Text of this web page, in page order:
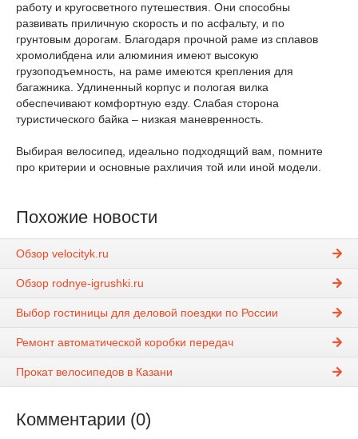
работу и кругосветного путешествия. Они способны
развивать приличную скорость и по асфальту, и по
грунтовым дорогам. Благодаря прочной раме из сплавов
хромолибдена или алюминия имеют высокую
грузоподъемность, на раме имеются крепления для
багажника. Удлиненный корпус и пологая вилка
обеспечивают комфортную езду. Слабая сторона
туристического байка – низкая маневренность.
Выбирая велосипед, идеально подходящий вам, помните
про критерии и основные рахличия той или иной модели.
Похожие новости
Обзор velocityk.ru
Обзор rodnye-igrushki.ru
Выбор гостиницы для деловой поездки по России
Ремонт автоматической коробки передач
Прокат велосипедов в Казани
Комментарии (0)